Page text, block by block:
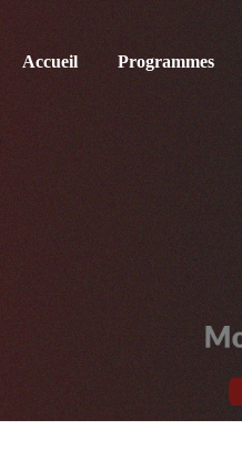
Accueil Programmes